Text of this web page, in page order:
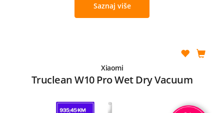
Saznaj više
Xiaomi
Truclean W10 Pro Wet Dry Vacuum